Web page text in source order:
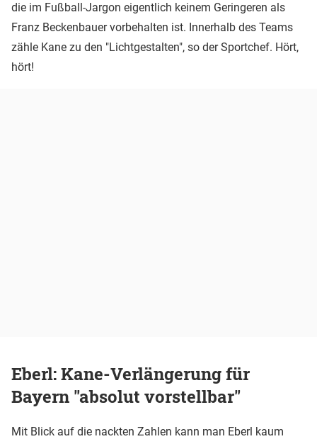
die im Fußball-Jargon eigentlich keinem Geringeren als
Franz Beckenbauer vorbehalten ist. Innerhalb des Teams
zähle Kane zu den "Lichtgestalten", so der Sportchef. Hört,
hört!
Eberl: Kane-Verlängerung für
Bayern "absolut vorstellbar"
Mit Blick auf die nackten Zahlen kann man Eberl kaum